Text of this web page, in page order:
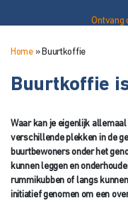
Ontvang
Home» Buurtkoffie
Buurtkoffie
Waar kan je eigenlijk
verschillende plekken in de
buurtbewoners onder het
kunnen leggen en
rummikubben of langs
initiatief genomen om een